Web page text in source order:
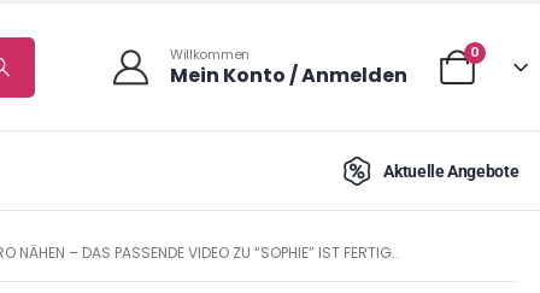
Willkommen
Mein Konto / Anmelden
0
Aktuelle Angebote
NÄHEN – DAS PASSENDE VIDEO ZU “SOPHIE” IST FERTIG..